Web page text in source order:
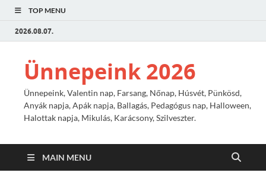
TOP MENU
2026.08.07.
Ünnepeink 2026
Ünnepeink, Valentin nap, Farsang, Nőnap, Húsvét, Pünkösd,
Anyák napja, Apák napja, Ballagás, Pedagógus nap, Halloween,
Halottak napja, Mikulás, Karácsony, Szilveszter.
MAIN MENU